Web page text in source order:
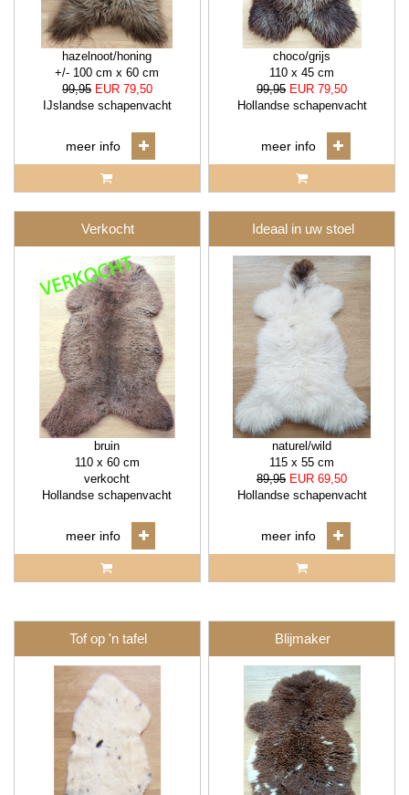
hazelnoot/honing
+/- 100 cm x 60 cm
99,95 EUR 79,50
IJslandse schapenvacht
meer info
choco/grijs
110 x 45 cm
99,95 EUR 79,50
Hollandse schapenvacht
meer info
Verkocht
bruin
110 x 60 cm
verkocht
Hollandse schapenvacht
meer info
Ideaal in uw stoel
naturel/wild
115 x 55 cm
89,95 EUR 69,50
Hollandse schapenvacht
meer info
Tof op 'n tafel Blijmaker